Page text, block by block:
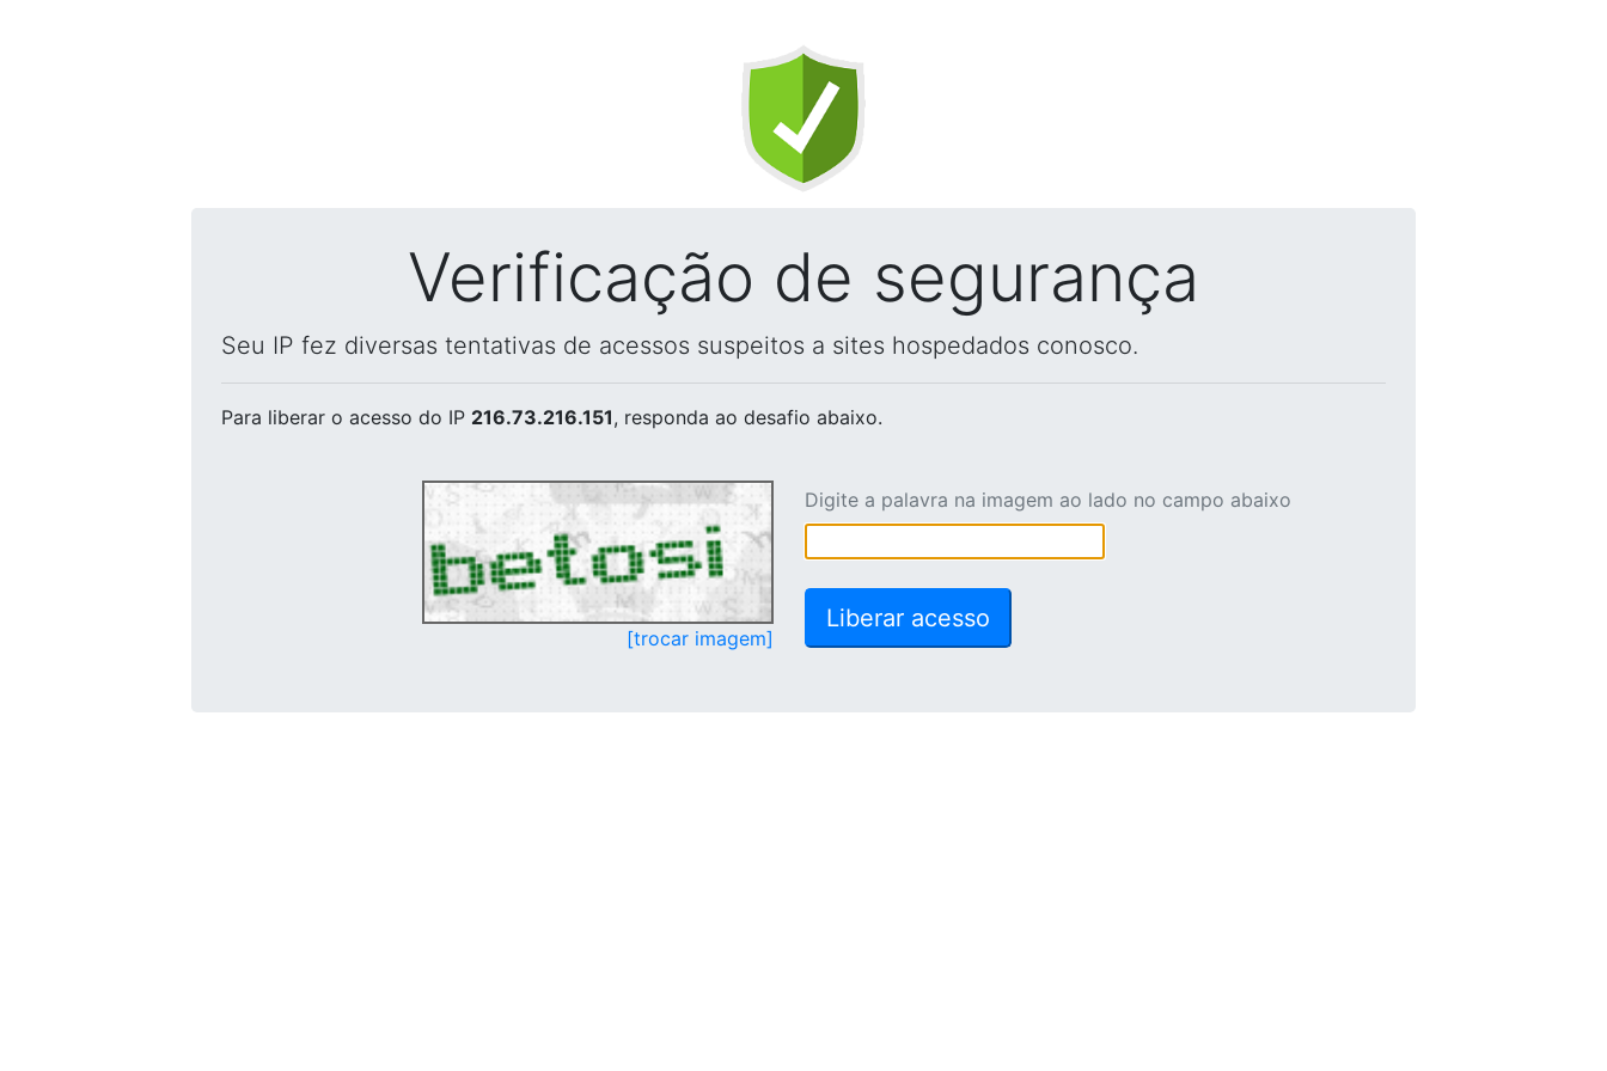
Verificação de segurança
Seu IP fez diversas tentativas de acessos suspeitos a sites hospedados conosco.
Para liberar o acesso do IP 216.73.216.151, responda ao desafio abaixo.
[trocar imagem]
Digite a palavra na imagem ao lado no campo abaixo